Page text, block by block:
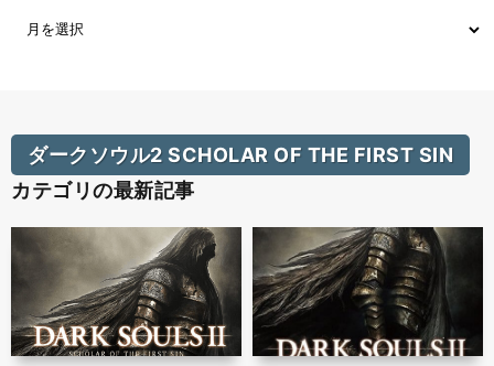
ダークソウル2 SCHOLAR OF THE FIRST SIN
カテゴリの最新記事